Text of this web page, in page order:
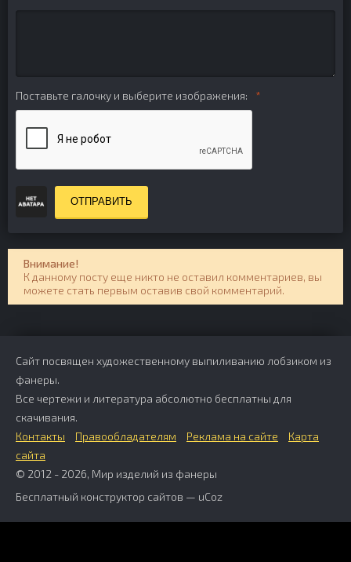
Поставьте галочку и выберите изображения:
ОТПРАВИТЬ
Внимание!
К данному посту еще никто не оставил комментариев, вы
можете стать первым оставив свой комментарий.
Сайт посвящен художественному выпиливанию лобзиком из
фанеры.
Все чертежи и литература абсолютно бесплатны для
скачивания.
Контакты
Правообладателям Реклама на сайте
Карта
сайта
© 2012 - 2026, Мир изделий из фанеры
Бесплатный конструктор сайтов — uCoz